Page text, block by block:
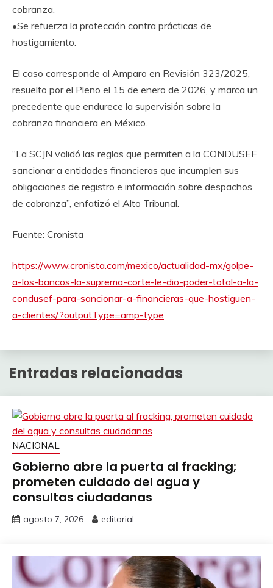
cobranza.
•Se refuerza la protección contra prácticas de
hostigamiento.
El caso corresponde al Amparo en Revisión 323/2025,
resuelto por el Pleno el 15 de enero de 2026, y marca un
precedente que endurece la supervisión sobre la
cobranza financiera en México.
“La SCJN validó las reglas que permiten a la CONDUSEF
sancionar a entidades financieras que incumplen sus
obligaciones de registro e información sobre despachos
de cobranza”, enfatizó el Alto Tribunal.
Fuente: Cronista
https://www.cronista.com/mexico/actualidad-mx/golpe-
a-los-bancos-la-suprema-corte-le-dio-poder-total-a-la-
condusef-para-sancionar-a-financieras-que-hostiguen-
a-clientes/?outputType=amp-type
Entradas relacionadas
NACIONAL
Gobierno abre la puerta al fracking;
prometen cuidado del agua y
consultas ciudadanas
agosto 7, 2026 editorial